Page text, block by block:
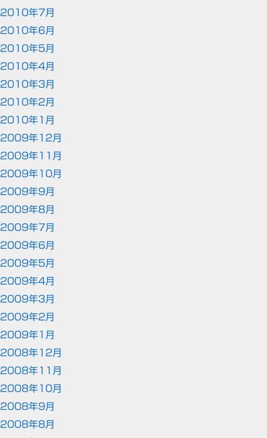
2010年7月
2010年6月
2010年5月
2010年4月
2010年3月
2010年2月
2010年1月
2009年12月
2009年11月
2009年10月
2009年9月
2009年8月
2009年7月
2009年6月
2009年5月
2009年4月
2009年3月
2009年2月
2009年1月
2008年12月
2008年11月
2008年10月
2008年9月
2008年8月